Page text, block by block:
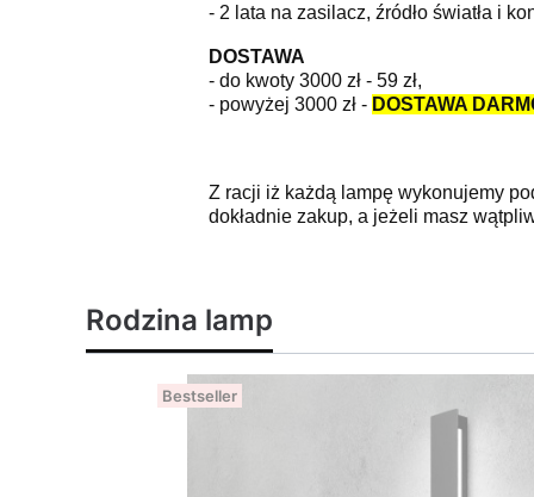
- 2 lata na zasilacz, źródło światła i
DOSTAWA
- do kwoty 3000 zł - 59 zł,
- powyżej 3000 zł - DOSTAWA
Z racji iż każdą lampę wykonujemy
dokładnie zakup, a jeżeli masz
Rodzina lamp
Bestseller